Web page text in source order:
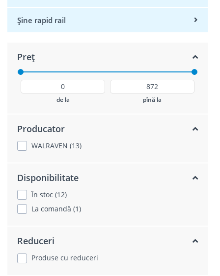
Șine rapid rail
Preț
de la pînă la
Producator
WALRAVEN (13)
Disponibilitate
În stoc (12)
La comandă (1)
Reduceri
Produse cu reduceri